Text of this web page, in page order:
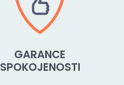
GARANCE
SPOKOJENOSTI